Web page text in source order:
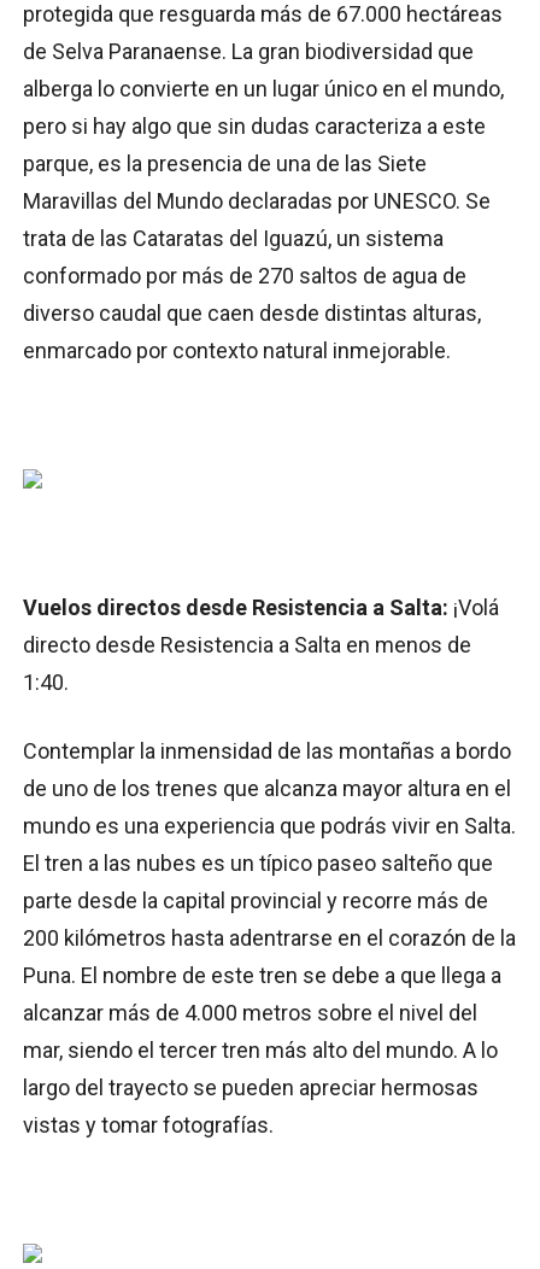
protegida que resguarda más de 67.000 hectáreas
de Selva Paranaense. La gran biodiversidad que
alberga lo convierte en un lugar único en el mundo,
pero si hay algo que sin dudas caracteriza a este
parque, es la presencia de una de las Siete
Maravillas del Mundo declaradas por UNESCO. Se
trata de las Cataratas del Iguazú, un sistema
conformado por más de 270 saltos de agua de
diverso caudal que caen desde distintas alturas,
enmarcado por contexto natural inmejorable.
Vuelos directos desde Resistencia a Salta: ¡Volá
directo desde Resistencia a Salta en menos de
1:40.
Contemplar la inmensidad de las montañas a bordo
de uno de los trenes que alcanza mayor altura en el
mundo es una experiencia que podrás vivir en Salta.
El tren a las nubes es un típico paseo salteño que
parte desde la capital provincial y recorre más de
200 kilómetros hasta adentrarse en el corazón de la
Puna. El nombre de este tren se debe a que llega a
alcanzar más de 4.000 metros sobre el nivel del
mar, siendo el tercer tren más alto del mundo. A lo
largo del trayecto se pueden apreciar hermosas
vistas y tomar fotografías.